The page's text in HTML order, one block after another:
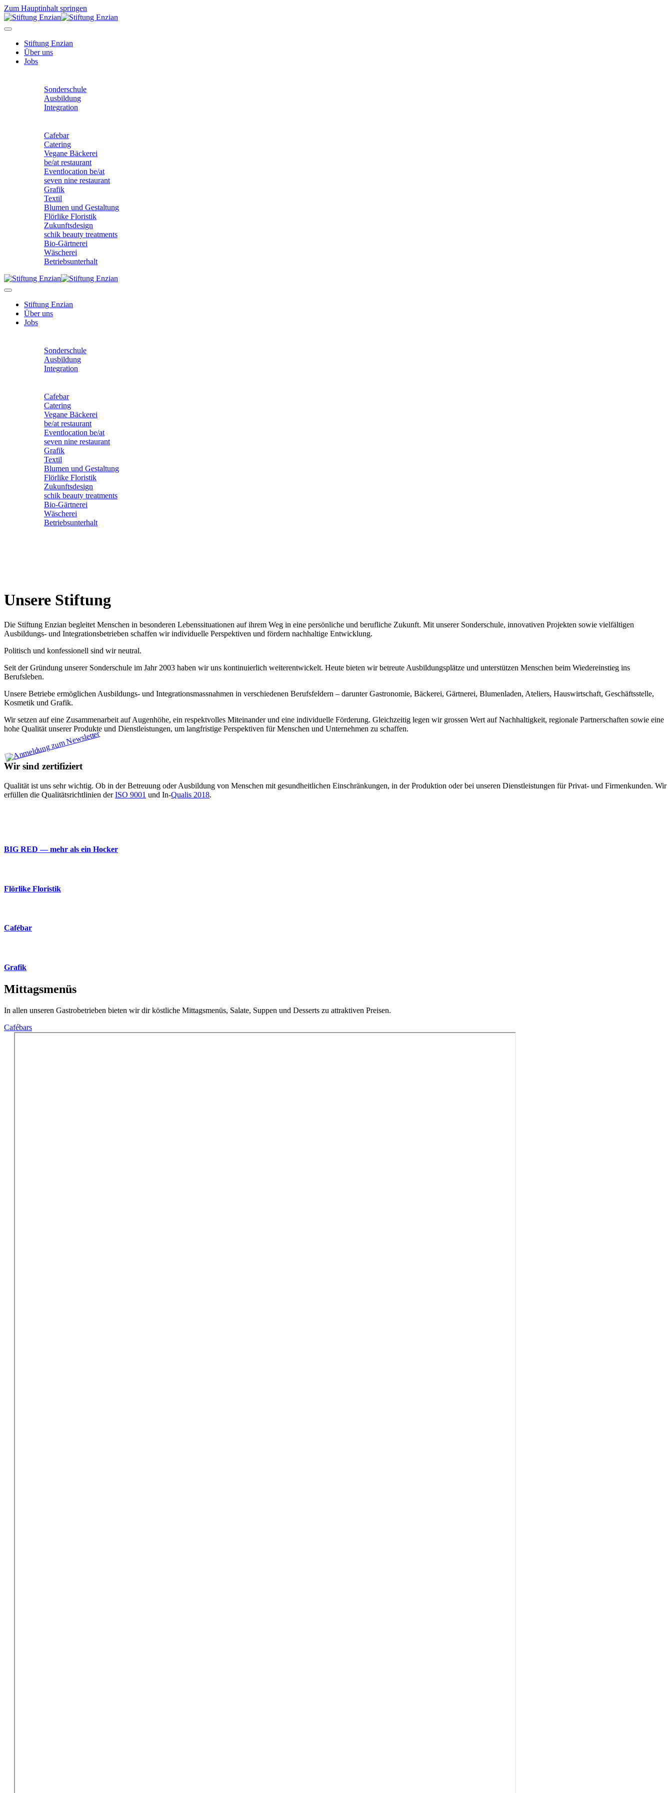
Zum Hauptinhalt springen
Stiftung Enzian
Über uns
Jobs
Sonderschule
Ausbildung
Integration
Cafebar
Catering
Vegane Bäckerei
be/at restaurant
Eventlocation be/at
seven nine restaurant
Grafik
Textil
Blumen und Gestaltung
Flörlike Floristik
Zukunftsdesign
schik beauty treatments
Bio-Gärtnerei
Wäscherei
Betriebsunterhalt
Stiftung Enzian
Über uns
Jobs
Sonderschule
Ausbildung
Integration
Cafebar
Catering
Vegane Bäckerei
be/at restaurant
Eventlocation be/at
seven nine restaurant
Grafik
Textil
Blumen und Gestaltung
Flörlike Floristik
Zukunftsdesign
schik beauty treatments
Bio-Gärtnerei
Wäscherei
Betriebsunterhalt
Unsere Stiftung
Die Stiftung Enzian begleitet Menschen in besonderen Lebenssituationen auf ihrem Weg in eine persönliche und berufliche Zukunft. Mit unserer Sonderschule, innovativen Projekten sowie vielfältigen
Ausbildungs- und Integrationsbetrieben schaffen wir individuelle Perspektiven und fördern nachhaltige Entwicklung.
Politisch und konfessionell sind wir neutral.
Seit der Gründung unserer Sonderschule im Jahr 2003 haben wir uns kontinuierlich weiterentwickelt. Heute bieten wir betreute Ausbildungsplätze und unterstützen Menschen beim Wiedereinstieg ins
Berufsleben.
Unsere Betriebe ermöglichen Ausbildungs- und Integrationsmassnahmen in verschiedenen Berufsfeldern – darunter Gastronomie, Bäckerei, Gärtnerei, Blumenladen, Ateliers, Hauswirtschaft, Geschäftsstelle,
Kosmetik und Grafik.
Wir setzen auf eine Zusammenarbeit auf Augenhöhe, ein respektvolles Miteinander und eine individuelle Förderung. Gleichzeitig legen wir grossen Wert auf Nachhaltigkeit, regionale Partnerschaften sowie eine
hohe Qualität unserer Produkte und Dienstleistungen, um langfristige Perspektiven für Menschen und Unternehmen zu schaffen.
Wir sind zertifiziert
Qualität ist uns sehr wichtig. Ob in der Betreuung oder Ausbildung von Menschen mit gesundheitlichen Einschränkungen, in der Produktion oder bei unseren Dienstleistungen für Privat- und Firmenkunden. Wir
erfüllen die Qualitätsrichtlinien derISO 9001 und In-Qualis 2018.
BIG RED — mehr als ein Hocker
Flörlike Floristik
Cafébar
Grafik
Mittagsmenüs
In allen unseren Gastrobetrieben bieten wir dir köstliche Mittagsmenüs, Salate, Suppen und Desserts zu attraktiven Preisen.
Cafébars